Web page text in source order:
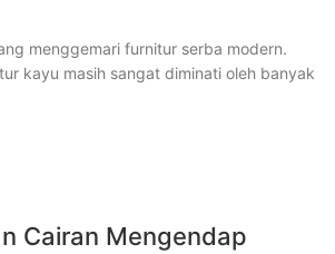
menggemari furnitur serba modern.
kayu masih sangat diminati oleh banyak
Cairan Mengendap